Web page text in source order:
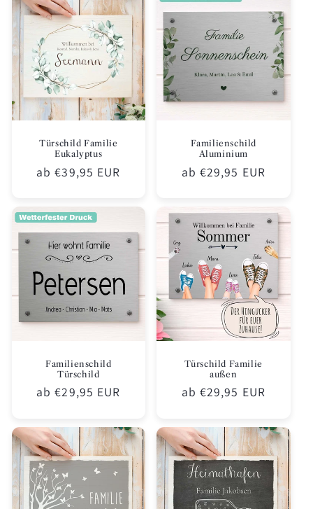
Türschild Familie
Eukalyptus
Normaler
ab €39,95 EUR
Familienschild
Aluminium
Normaler
ab €29,95 EUR
Familienschild
Türschild
Normaler
ab €29,95 EUR
Türschild Familie
außen
Normaler
ab €29,95 EUR